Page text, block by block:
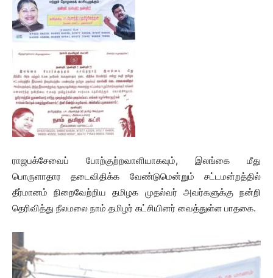
ராஜபக்சேவைப் போற்குற்றவாளியாகவும், இலங்கை மீது
பொருளாதார தடைவிதிக்க வேண்டுமென்றும் சட்டமன்றத்தில்
தீர்மானம் நிறைவேற்றிய தமிழக முதல்வர் அவர்களுக்கு நன்றி
தெரிவித்து நீலமலை நாம் தமிழர் கட்சியினர் வைத்துள்ள பாதகை.